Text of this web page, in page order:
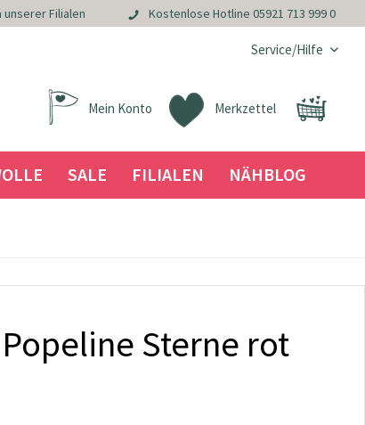
Filialen Kostenlose Hotline 05921 713 999 0
Service/Hilfe
Merkzettel
Mein Konto
SALE FILIALEN NÄHBLOG
Sterne rot